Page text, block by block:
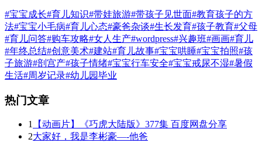
#宝宝成长#育儿知识#带娃旅游#带孩子见世面#教育孩子的方
法#宝宝小毛病#育儿心态#豪爸杂谈#生长发育#孩子教育#父母
#育儿问答#购车攻略#女人生产#wordpress#兴趣班#画画#育儿
#年终总结#创意美术#建站#育儿故事#宝宝哄睡#宝宝拍照#孩
子旅游#剖宫产#孩子情绪#宝宝行车安全#宝宝戒尿不湿#暑假
生活#周岁记录#幼儿园毕业
热门文章
1
【动画片】《巧虎大陆版》377集 百度网盘分享
2大家好，我是李彬豪—-他爸